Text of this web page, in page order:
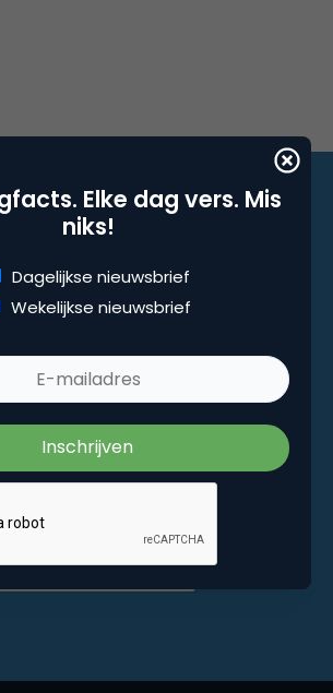
Elke dag vers. Mis
niks!
Dagelijkse nieuwsbrief
Wekelijkse nieuwsbrief
Dagelijkse nieuwsbrief